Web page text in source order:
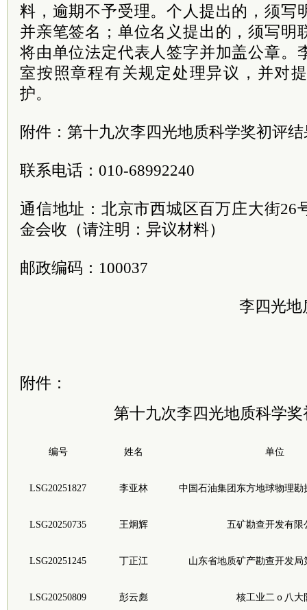
料，逾期不予受理。个人提出的，须写
并亲笔签名；单位名义提出的，须写明
将由单位法定代表人签字并加盖公章。
室按照章程有关规定处理异议，并对
护。
附件：第十九次李四光地质科学奖初评结
联系电话：010-68992240
通信地址：北京市西城区百万庄大街26
金会收（请注明：异议材料）
邮政编码：100037
李四光地
附件：
第十九次李四光地质科学
编号 姓名 单位
LSG20251827 李亚林 中国石油集团东方地球物理勘
LSG20250735 王炯辉 五矿勘查开发有限
LSG20251245 丁正江 山东省地质矿产勘查开发局
LSG20250809 彭云彪 核工业二ｏ八大